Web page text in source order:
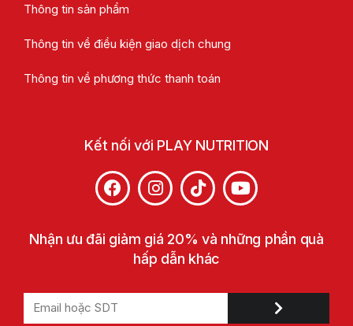
Thông tin sản phẩm
Thông tin về điều kiện giao dịch chung
Thông tin về phương thức thanh toán
Kết nối với PLAY NUTRITION
Nhận ưu đãi giảm giá 20% và những phần quà
hấp dẫn khác